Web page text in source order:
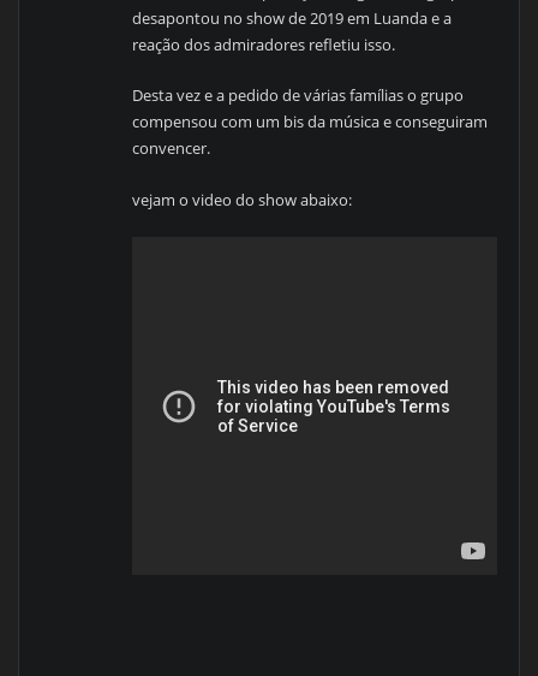
desapontou no show de 2019 em Luanda e a
reação dos admiradores refletiu isso.
Desta vez e a pedido de várias famílias o grupo
compensou com um bis da música e conseguiram
convencer.
vejam o video do show abaixo: